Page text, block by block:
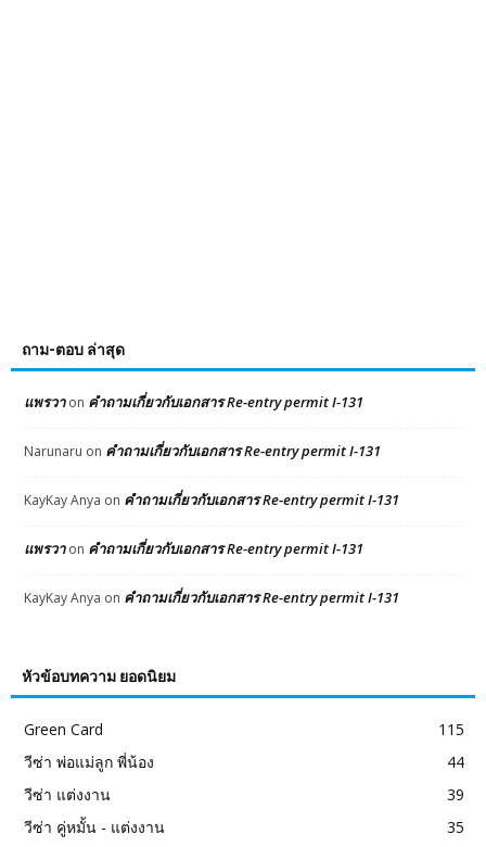
ถาม-ตอบ ล่าสุด
แพรวาon คำถามเกี่ยวกับเอกสาร Re-entry permit I-131
Narunaru on คำถามเกี่ยวกับเอกสาร Re-entry permit I-131
KayKay Anya on คำถามเกี่ยวกับเอกสาร Re-entry permit I-131
แพรวาon คำถามเกี่ยวกับเอกสาร Re-entry permit I-131
KayKay Anya on คำถามเกี่ยวกับเอกสาร Re-entry permit I-131
หัวข้อบทความ ยอดนิยม
Green Card
115
วีซ่า พ่อแม่ลูก พี่น้อง
44
วีซ่า แต่งงาน
39
วีซ่า คู่หมั้น - แต่งงาน
35